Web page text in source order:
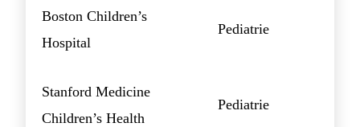
Boston Children’s
Hospital
Pediatrie
Stanford Medicine
Children’s Health
Pediatrie